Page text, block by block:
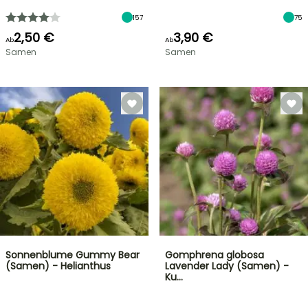
157
Ab2,50 €
Samen
75
Ab3,90 €
Samen
Sonnenblume Gummy Bear
(Samen) - Helianthus
Gomphrena globosa
Lavender Lady (Samen) -
Ku…